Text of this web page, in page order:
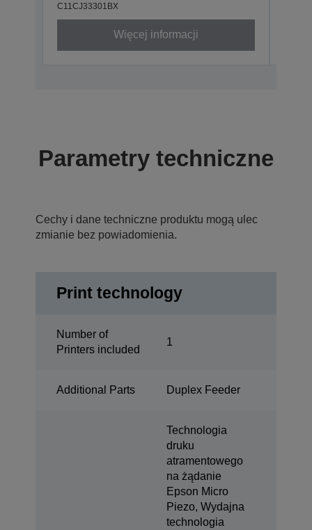
C11CJ33301BX
Więcej informacji
Parametry techniczne
Cechy i dane techniczne produktu mogą ulec
zmianie bez powiadomienia.
Print technology
Number of
Printers included
1
Additional Parts Duplex Feeder
Technologia
druku
atramentowego
na żądanie
Epson Micro
Piezo, Wydajna
technologia